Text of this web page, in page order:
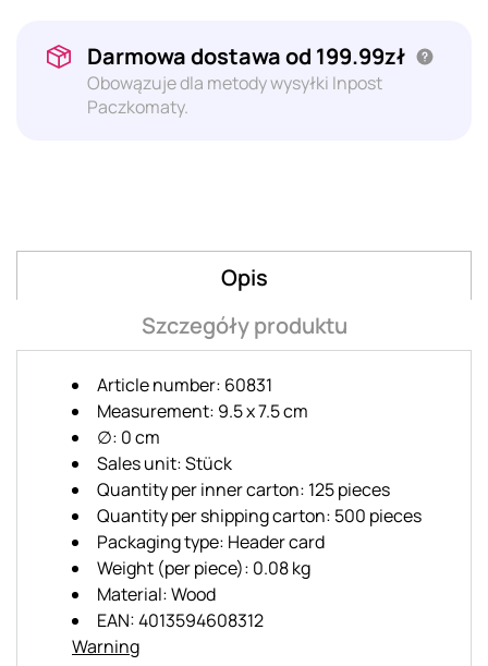
Darmowa dostawa od 199.99zł
Obowązuje dla metody wysyłki Inpost
Paczkomaty.
Opis
Szczegóły produktu
Article number: 60831
Measurement: 9.5 x 7.5 cm
∅: 0 cm
Sales unit: Stück
Quantity per inner carton: 125 pieces
Quantity per shipping carton: 500 pieces
Packaging type: Header card
Weight (per piece): 0.08 kg
Material: Wood
EAN: 4013594608312
Warning